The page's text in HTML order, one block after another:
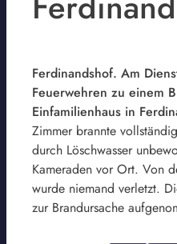
Ferdinandshof. Am
Feuerwehren zu einem
Einfamilienhaus in
Zimmer brannte
durch Löschwasser
Kameraden vor Ort. Von
wurde niemand verletzt.
zur Brandursache